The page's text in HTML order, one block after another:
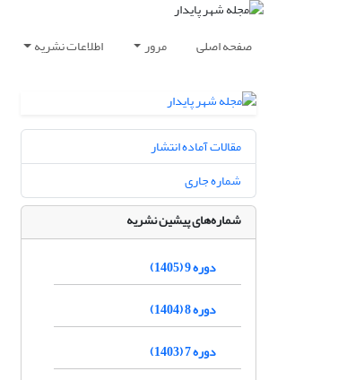
صفحه اصلی مرور اطلاعات نشریه
مقالات آماده انتشار
شماره جاری
شماره‌های پیشین نشریه
دوره 9 (1405)
دوره 8 (1404)
دوره 7 (1403)